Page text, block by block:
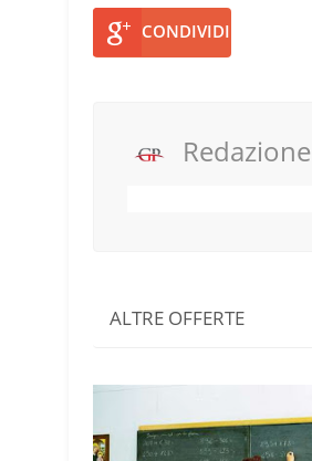
CONDIVIDI
Redazione
ALTRE OFFERTE